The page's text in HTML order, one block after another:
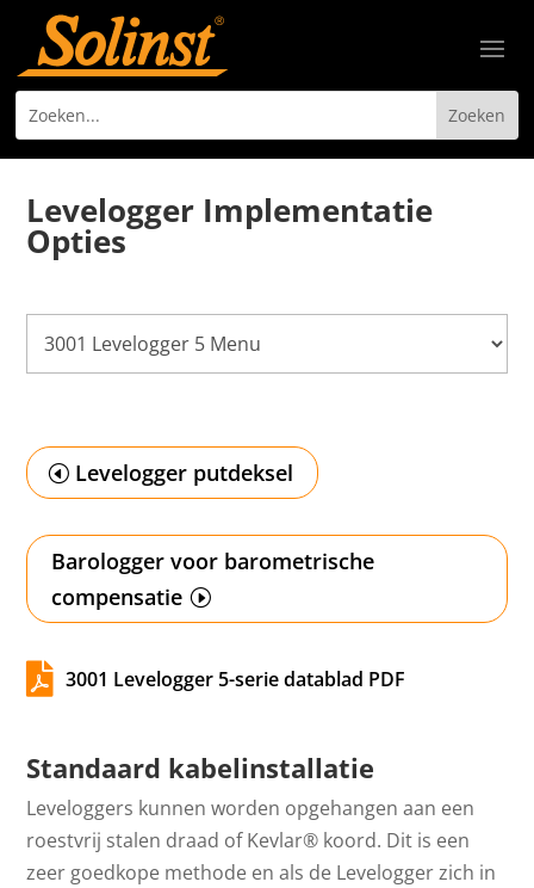
Levelogger Implementatie
Opties
Levelogger putdeksel
Barologger voor barometrische
compensatie
 3001 Levelogger 5-serie datablad PDF
Standaard kabelinstallatie
Leveloggers kunnen worden opgehangen aan een
roestvrij stalen draad of Kevlar® koord. Dit is een
zeer goedkope methode en als de Levelogger zich in